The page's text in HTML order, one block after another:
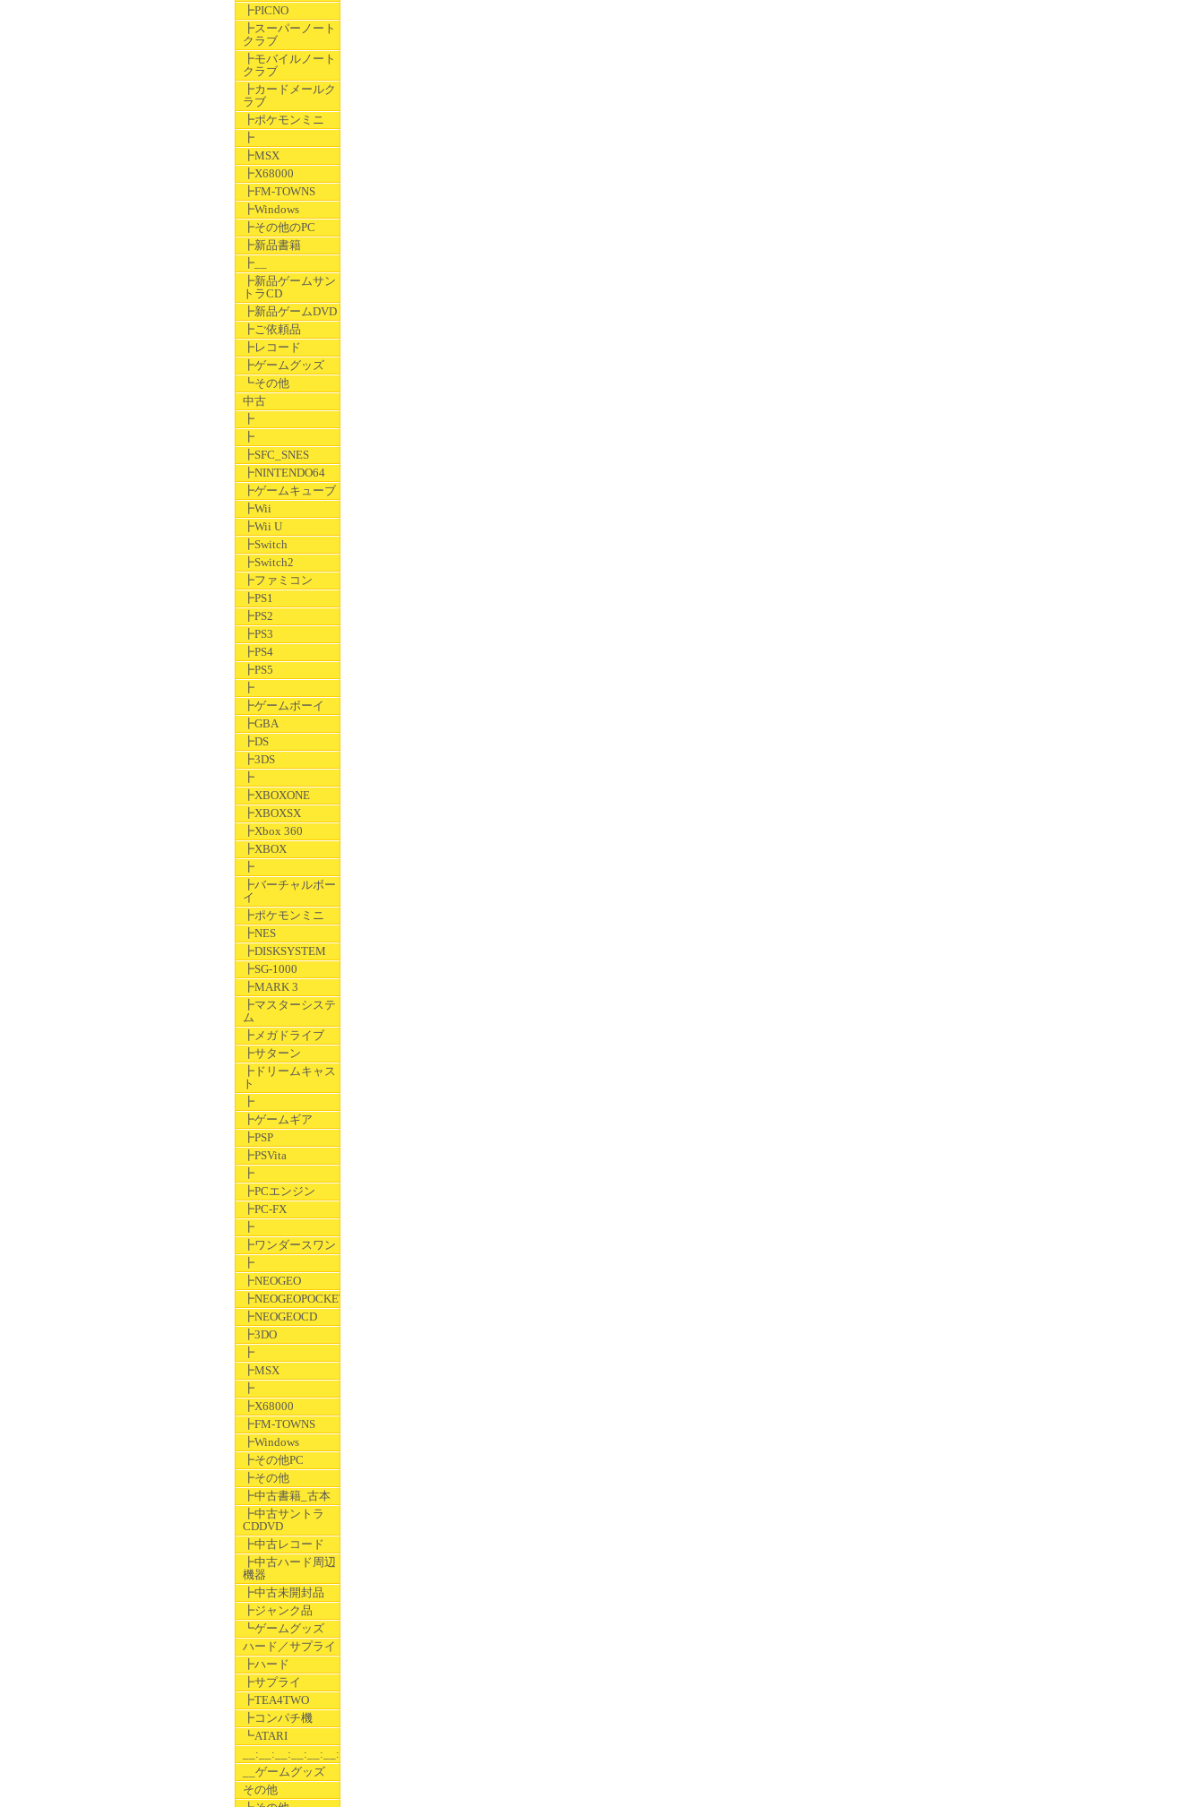
┣PICNO
┣スーパーノート
クラブ
┣モバイルノート
クラブ
┣カードメールク
ラブ
┣ポケモンミニ
┣
┣MSX
┣X68000
┣FM-TOWNS
┣Windows
┣その他のPC
┣新品書籍
┣__
┣新品ゲームサン
トラCD
┣新品ゲームDVD
┣ご依頼品
┣レコード
┣ゲームグッズ
┗その他
中古
┣
┣
┣SFC_SNES
┣NINTENDO64
┣ゲームキューブ
┣Wii
┣Wii U
┣Switch
┣Switch2
┣ファミコン
┣PS1
┣PS2
┣PS3
┣PS4
┣PS5
┣
┣ゲームボーイ
┣GBA
┣DS
┣3DS
┣
┣XBOXONE
┣XBOXSX
┣Xbox 360
┣XBOX
┣
┣バーチャルボー
イ
┣ポケモンミニ
┣NES
┣DISKSYSTEM
┣SG-1000
┣MARK 3
┣マスターシステ
ム
┣メガドライブ
┣サターン
┣ドリームキャス
ト
┣
┣ゲームギア
┣PSP
┣PSVita
┣
┣PCエンジン
┣PC-FX
┣
┣ワンダースワン
┣
┣NEOGEO
┣NEOGEOPOCKET
┣NEOGEOCD
┣3DO
┣
┣MSX
┣
┣X68000
┣FM-TOWNS
┣Windows
┣その他PC
┣その他
┣中古書籍_古本
┣中古サントラ
CDDVD
┣中古レコード
┣中古ハード周辺
機器
┣中古未開封品
┣ジャンク品
┗ゲームグッズ
ハード／サプライ
┣ハード
┣サプライ
┣TEA4TWO
┣コンパチ機
┗ATARI
__:__:__:__:__:__:__
__ゲームグッズ
その他